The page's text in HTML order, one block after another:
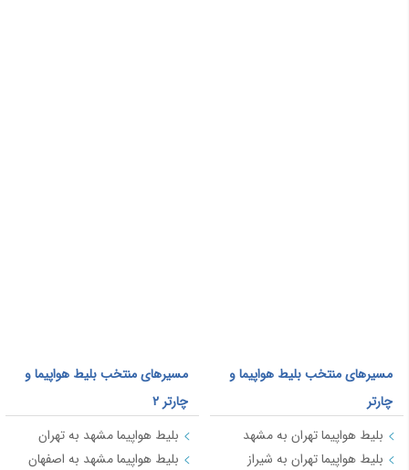
مسیرهای منتخب بلیط هواپیما و
چارتر
بلیط هواپیما تهران به مشهد
بلیط هواپیما تهران به شیراز
مسیرهای منتخب بلیط هواپیما و
چارتر 2
بلیط هواپیما مشهد به تهران
بلیط هواپیما مشهد به اصفهان